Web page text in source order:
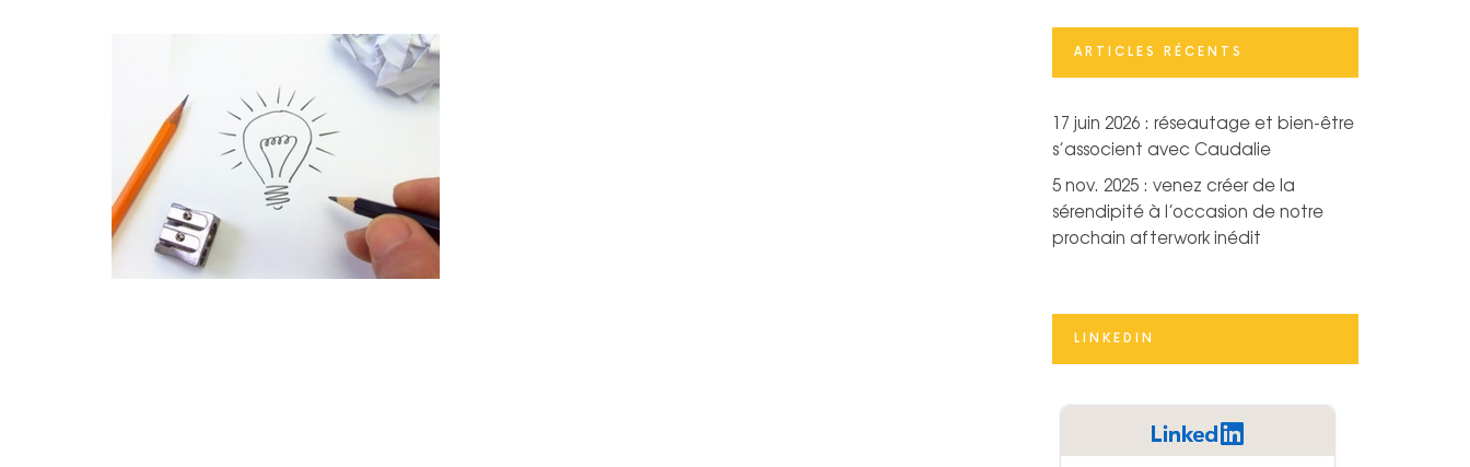
ARTICLES RÉCENTS
17 juin 2026 : réseautage et bien-être
s’associent avec Caudalie
5 nov. 2025 : venez créer de la
sérendipité à l’occasion de notre
prochain afterwork inédit
LINKEDIN